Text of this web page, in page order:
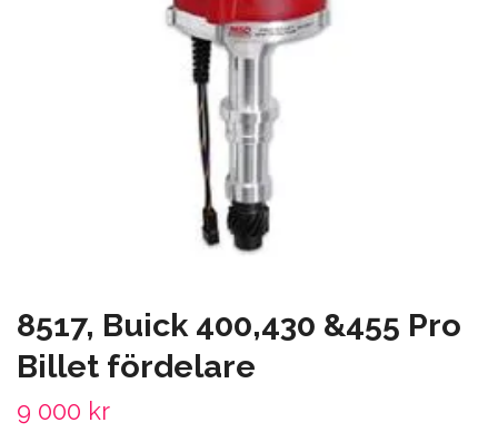
8517, Buick 400,430 &455 Pro
Billet fördelare
9 000 kr